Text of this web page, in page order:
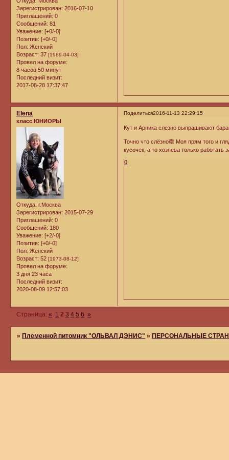
Зарегистрирован: 2016-07-10
Приглашений: 0
Сообщений: 81
Уважение: [+0/-0]
Позитив: [+0/-0]
Пол: Женский
Возраст: 37 [1989-04-03]
Провел на форуме:
8 часов 50 минут
Последний визит:
2017-08-28 17:37:47
Поделиться2016-11-13 22:29:15
Elena
класс ЮНИОРЫ
Откуда: г.Москва
Зарегистрирован: 2015-07-29
Приглашений: 0
Сообщений: 180
Уважение: [+2/-0]
Позитив: [+0/-0]
Пол: Женский
Возраст: 52 [1973-08-12]
Провел на форуме:
3 дня 23 часа
Последний визит:
2020-08-09 12:57:03
Кут и Арника слезно выпрашивают
Точно что слёзно🙈 Моя прям того и
кусочек, а то хозяева только
0
Страница:« 1 2 3 4 5 6 »
»Племенной питомник "ОЛЬВАЛ ДЭНИС" »ПЕРСОНАЛЬНЫЕ